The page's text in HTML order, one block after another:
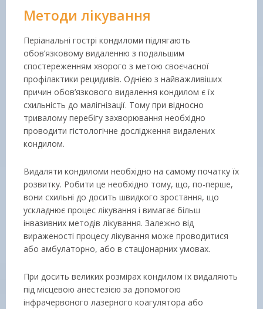
Методи лікування
Періанальні гострі кондиломи підлягають
обов’язковому видаленню з подальшим
спостереженням хворого з метою своєчасної
профілактики рецидивів. Однією з найважливіших
причин обов’язкового видалення кондилом є їх
схильність до малігнізації. Тому при відносно
тривалому перебігу захворювання необхідно
проводити гістологічне дослідження видалених
кондилом.
Видаляти кондиломи необхідно на самому початку їх
розвитку. Робити це необхідно тому, що, по-перше,
вони схильні до досить швидкого зростання, що
ускладнює процес лікування і вимагає більш
інвазивних методів лікування. Залежно від
вираженості процесу лікування може проводитися
або амбулаторно, або в стаціонарних умовах.
При досить великих розмірах кондилом їх видаляють
під місцевою анестезією за допомогою
інфрачервоного лазерного коагулятора або